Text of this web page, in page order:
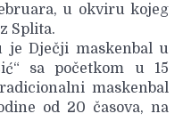
u okviru kojeg
Splita.
je Dječji maskenbal u
sa početkom u 15
maskenbal
od 20 časova, na